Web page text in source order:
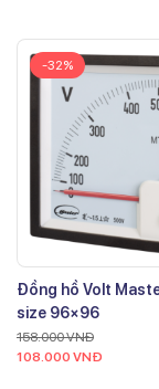
-32%
Đồng hồ Volt
size 96×96
158.000VNĐ
108.000 VNĐ